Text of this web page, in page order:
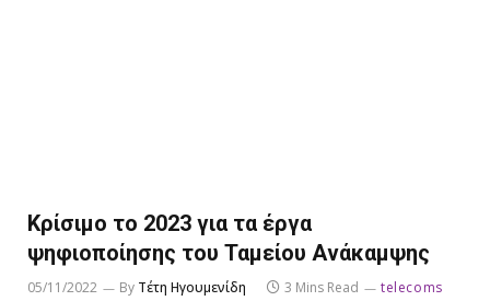
Κρίσιμο το 2023 για τα έργα
ψηφιοποίησης του Ταμείου Ανάκαμψης
05/11/2022 By Τέτη Ηγουμενίδη 3 Mins Read telecoms